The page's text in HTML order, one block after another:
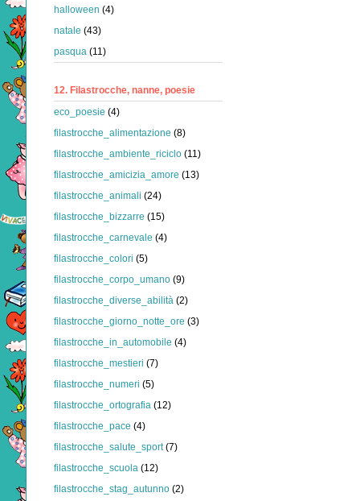
halloween (4)
natale (43)
pasqua (11)
12. Filastrocche, nanne, poesie
eco_poesie (4)
filastrocche_alimentazione (8)
filastrocche_ambiente_riciclo (11)
filastrocche_amicizia_amore (13)
filastrocche_animali (24)
filastrocche_bizzarre (15)
filastrocche_carnevale (4)
filastrocche_colori (5)
filastrocche_corpo_umano (9)
filastrocche_diverse_abilità (2)
filastrocche_giorno_notte_ore (3)
filastrocche_in_automobile (4)
filastrocche_mestieri (7)
filastrocche_numeri (5)
filastrocche_ortografia (12)
filastrocche_pace (4)
filastrocche_salute_sport (7)
filastrocche_scuola (12)
filastrocche_stag_autunno (2)